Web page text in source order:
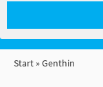
Start Genthin